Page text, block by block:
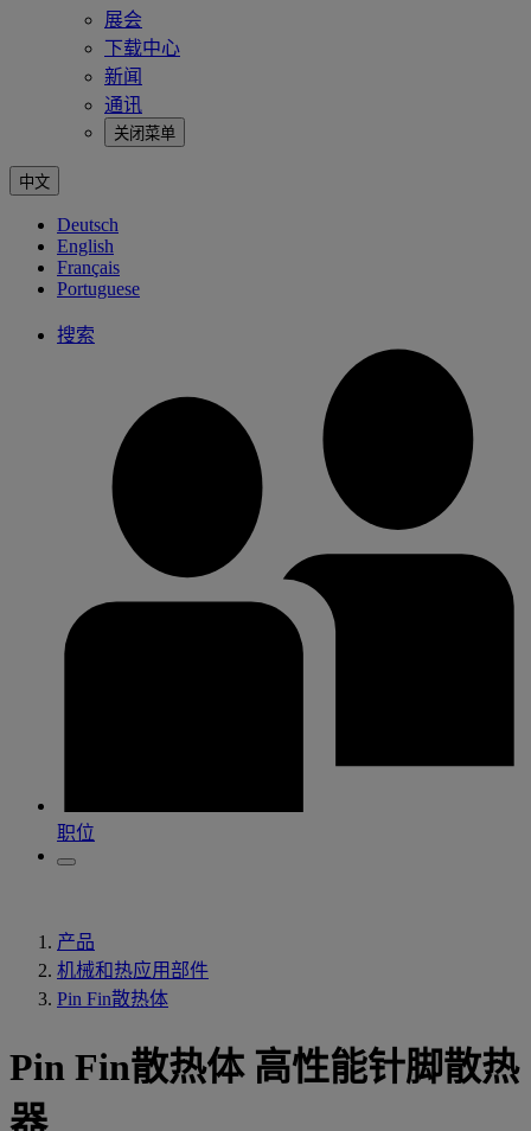
展会
下载中心
新闻
通讯
关闭菜单
中文
Deutsch
English
Français
Portuguese
搜索
职位
产品
机械和热应用部件
Pin Fin散热体
Pin Fin散热体 高性能针脚散热
器